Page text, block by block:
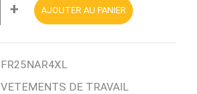
+ AJOUTER AU PANIER
FR25NAR4XL
VETEMENTS DE TRAVAIL